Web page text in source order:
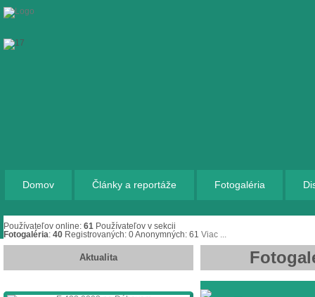
Domov Články a reportáže Fotogaléria
Používateľov online: 61 Používateľov v sekcii
Fotogaléria: 40 Registrovaných: 0Anonymných: 61 Viac ...
Aktualita